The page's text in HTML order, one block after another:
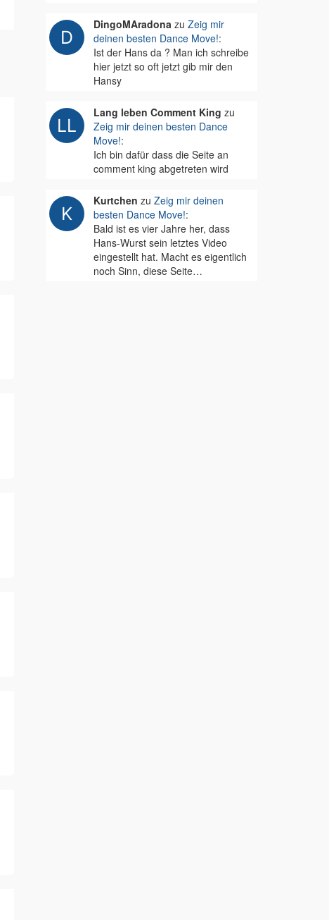
DingoMAradonazu Zeig mir
deinen besten Dance Move!:
Ist der Hans da ? Man ich schreibe
hier jetzt so oft jetzt gib mir den
Hansy
Lang leben Comment King zu
Zeig mir deinen besten Dance
Move!:
Ich bin dafür dass die Seite an
comment king abgetreten wird
Kurtchen zu Zeig mir deinen
besten Dance Move!:
Bald ist es vier Jahre her, dass
Hans-Wurst sein letztes Video
eingestellt hat. Macht es eigentlich
noch Sinn, diese Seite…